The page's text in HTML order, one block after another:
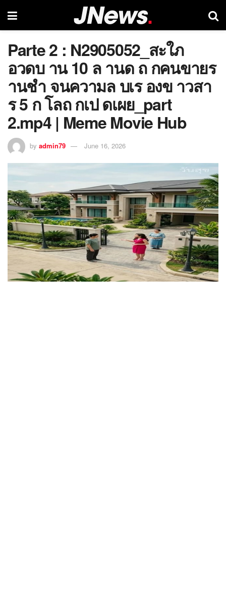
Parte 2 : N2905052_สะใภ
อวดบ าน 10 ล านด ถ กคนขายร
านชำ จนความล บเร องข าวสา
ร 5 ก โลถ กเป ดเผย_part
2.mp4 | Meme Movie Hub
by admin79 June 16, 2026